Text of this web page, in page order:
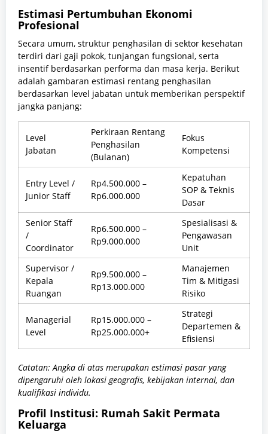
Estimasi Pertumbuhan Ekonomi
Profesional
Secara umum, struktur penghasilan di sektor kesehatan
terdiri dari gaji pokok, tunjangan fungsional, serta
insentif berdasarkan performa dan masa kerja. Berikut
adalah gambaran estimasi rentang penghasilan
berdasarkan level jabatan untuk memberikan perspektif
jangka panjang:
Level
Jabatan
Perkiraan Rentang
Penghasilan
(Bulanan)
Fokus
Kompetensi
Entry Level /
Junior Staff
Rp4.500.000 –
Rp6.000.000
Kepatuhan
SOP & Teknis
Dasar
Senior Staff
/
Coordinator
Rp6.500.000 –
Rp9.000.000
Spesialisasi &
Pengawasan
Unit
Supervisor /
Kepala
Ruangan
Rp9.500.000 –
Rp13.000.000
Manajemen
Tim & Mitigasi
Risiko
Managerial
Level
Rp15.000.000 –
Rp25.000.000+
Strategi
Departemen &
Efisiensi
Catatan: Angka di atas merupakan estimasi pasar yang
dipengaruhi oleh lokasi geografis, kebijakan internal, dan
kualifikasi individu.
Profil Institusi: Rumah Sakit Permata
Keluarga